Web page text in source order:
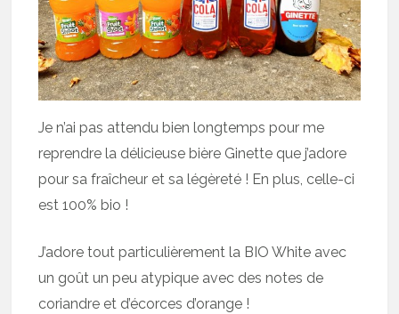
Je n’ai pas attendu bien longtemps pour me
reprendre la délicieuse bière Ginette que j’adore
pour sa fraîcheur et sa légèreté ! En plus, celle-ci
est 100% bio !
J’adore tout particulièrement la BIO White avec
un goût un peu atypique avec des notes de
coriandre et d’écorces d’orange !